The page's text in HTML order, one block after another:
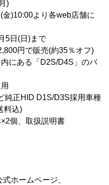
)
)10:00より各web店舗に
(日)まで
販売(約35％オフ)
「D2S/D4S」のバ
正HID D1S/D3S採用車種
込)
、取扱説明書
ホームページ、